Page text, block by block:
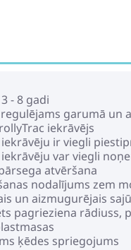
- 8 gadi
garumā un
iekrāvējs
ir viegli
var viegli
atvēršana
nodalījums zem
un aizmugurējais
pagrieziena rādiuss,
ķēdes spriegojums